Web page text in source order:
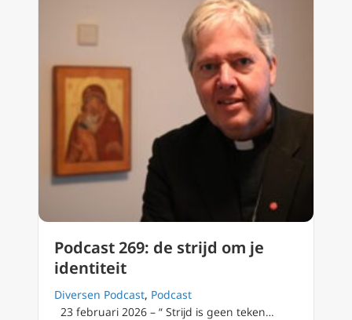
Podcast 269: de strijd om je
identiteit
Diversen Podcast, Podcast
23 februari 2026 – “ Strijd is geen teken…